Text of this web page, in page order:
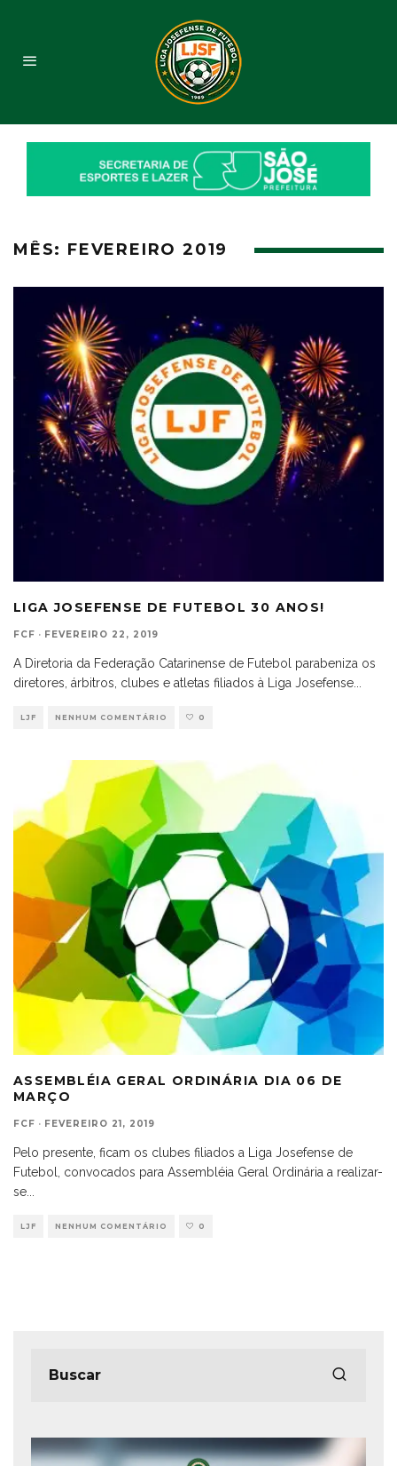
MÊS: FEVEREIRO 2019
LIGA JOSEFENSE DE FUTEBOL 30 ANOS!
FCF · FEVEREIRO 22, 2019
A Diretoria da Federação Catarinense de Futebol parabeniza os
diretores, árbitros, clubes e atletas filiados à Liga Josefense
LJF NENHUM COMENTÁRIO 0
ASSEMBLÉIA GERAL ORDINÁRIA DIA 06 DE
MARÇO
FCF · FEVEREIRO 21, 2019
Pelo presente, ficam os clubes filiados a Liga Josefense de
Futebol, convocados para Assembléia Geral Ordinária a realizar-
se
LJF NENHUM COMENTÁRIO 0